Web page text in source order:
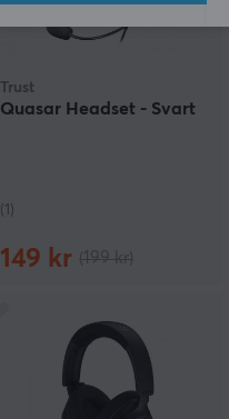
Trust
Quasar Headset - Svart
(1)
149 kr